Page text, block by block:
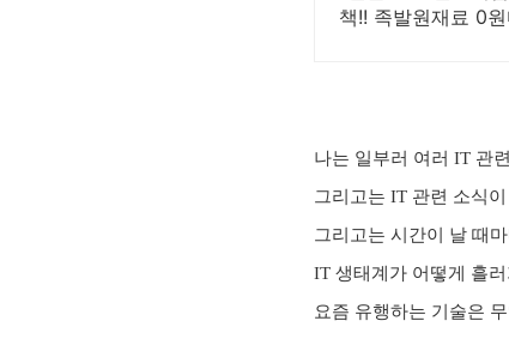
책!! 족발원재료 0
나는 일부러 여러 IT 관
그리고는 IT 관련 소식
그리고는 시간이 날 때
IT 생태계가 어떻게 흘
요즘 유행하는 기술은